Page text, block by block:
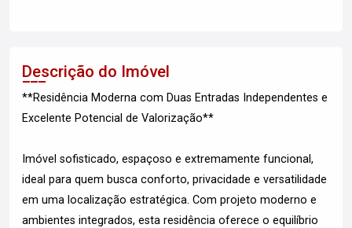
Descrição do Imóvel
**Residência Moderna com Duas Entradas Independentes e
Excelente Potencial de Valorização**
Imóvel sofisticado, espaçoso e extremamente funcional,
ideal para quem busca conforto, privacidade e versatilidade
em uma localização estratégica. Com projeto moderno e
ambientes integrados, esta residência oferece o equilíbrio